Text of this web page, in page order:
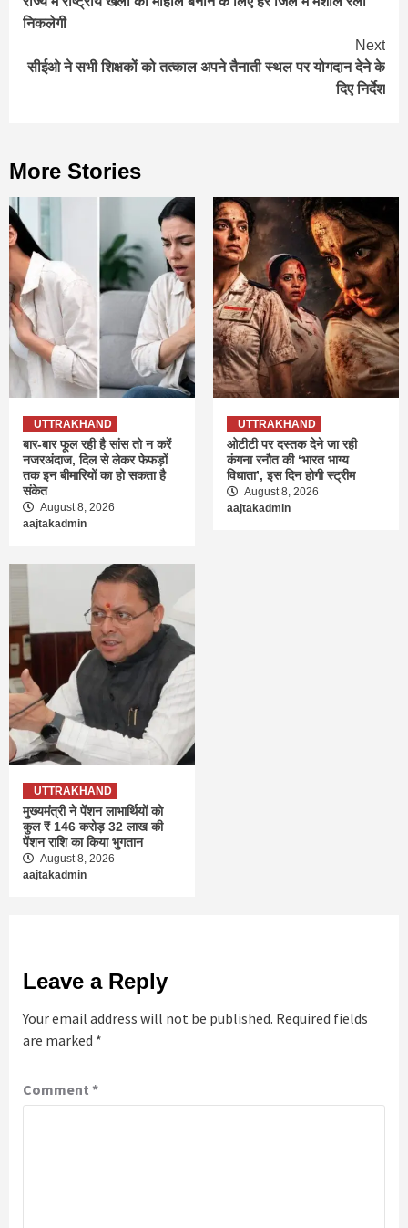
Reading
निकलेगी
Next
सीईओ ने सभी शिक्षकों को तत्काल अपने तैनाती स्थल पर योगदान देने के
दिए निर्देश
More Stories
UTTRAKHAND
बार-बार फूल रही है सांस तो न करें
नजरअंदाज, दिल से लेकर फेफड़ों
तक इन बीमारियों का हो सकता है
संकेत
August 8, 2026
aajtakadmin
UTTRAKHAND
ओटीटी पर दस्तक देने जा रही
कंगना रनौत की ‘भारत भाग्य
विधाता’, इस दिन होगी स्ट्रीम
August 8, 2026
aajtakadmin
UTTRAKHAND
मुख्यमंत्री ने पेंशन लाभार्थियों को
कुल ₹ 146 करोड़ 32 लाख की
पेंशन राशि का किया भुगतान
August 8, 2026
aajtakadmin
Leave a Reply
Your email address will not be published. Required fields
are marked *
Comment *